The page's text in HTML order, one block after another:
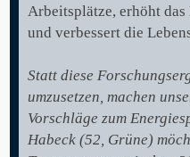
Arbeitsplätze, erhöht
und verbessert die
Statt diese
umzusetzen, machen
Vorschläge zum
Habeck (52, Grüne)